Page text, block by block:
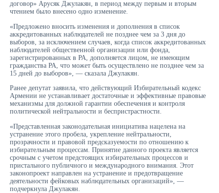
договор» Арусяк Джулакян, в период между первым и вторым
чтением было внесено одно изменение.
«Предложено вносить изменения и дополнения в список
аккредитованных наблюдателей не позднее чем за 3 дня до
выборов, за исключением случаев, когда список аккредитованных
наблюдателей общественной организации или фонда,
зарегистрированных в РА, дополняется лицом, не имеющим
гражданства РА, что может быть осуществлено не позднее чем за
15 дней до выборов», — сказала Джулакян.
Ранее депутат заявила, что действующий Избирательный кодекс
Армении не устанавливает достаточные и эффективные правовые
механизмы для должной гарантии обеспечения и контроля
политической нейтральности и беспристрастности.
«Представленная законодательная инициатива нацелена на
устранение этого пробела, укрепление нейтральности,
прозрачности и правовой предсказуемости по отношению к
избирательным процессам. Принятие данного проекта является
срочным с учетом предстоящих избирательных процессов и
пристального публичного и международного внимания. Этот
законопроект направлен на устранение и предотвращение
деятельности фейковых наблюдательных организаций», —
подчеркнула Джулакян.